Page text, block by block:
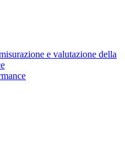
e valutazione della